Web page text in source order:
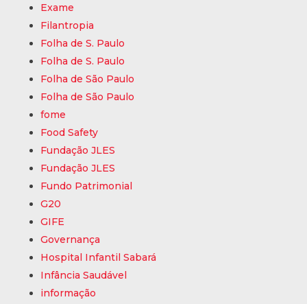
Exame
Filantropia
Folha de S. Paulo
Folha de S. Paulo
Folha de São Paulo
Folha de São Paulo
fome
Food Safety
Fundação JLES
Fundação JLES
Fundo Patrimonial
G20
GIFE
Governança
Hospital Infantil Sabará
Infância Saudável
informação